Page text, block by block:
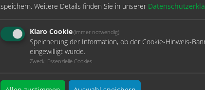
Umfangreiches Lagerprogramm
speichern. Weitere Details finden Sie in unserer
Klaro Cookie(immer notwendig)
Speicherung der Information, ob der Cookie-Hinweis-
eingewilligt wurde.
Zweck: Essenzielle Cookies